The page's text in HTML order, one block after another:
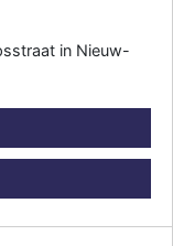
in Nieuw-